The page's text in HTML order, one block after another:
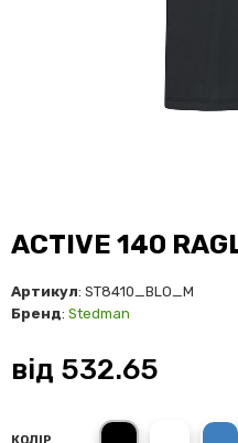
ACTIVE 140
Артикул: ST8410_BLO_M
Бренд: Stedman
від 532.65
Black Opal King